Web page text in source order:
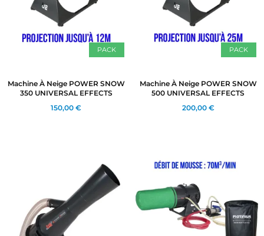
PACK
Machine À Neige POWER SNOW
350 UNIVERSAL EFFECTS
150,00 €
PACK
Machine À Neige POWER SNOW
500 UNIVERSAL EFFECTS
200,00 €
MES LISTES
((confirmMessage))
CRÉER UNE LISTE D'ENVIES
NOM DE LA LISTE D'ENVIES
Vous devez être connecté pour ajouter des produits
à votre liste d'envies.